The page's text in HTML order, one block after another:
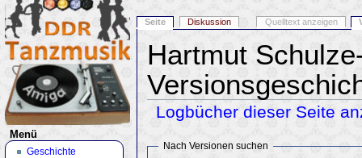
Hartmut
Logbücher dieser Seite
Nach Versionen suchen
Seite Diskussion Quelltext anzeigen
Menü
Geschichte